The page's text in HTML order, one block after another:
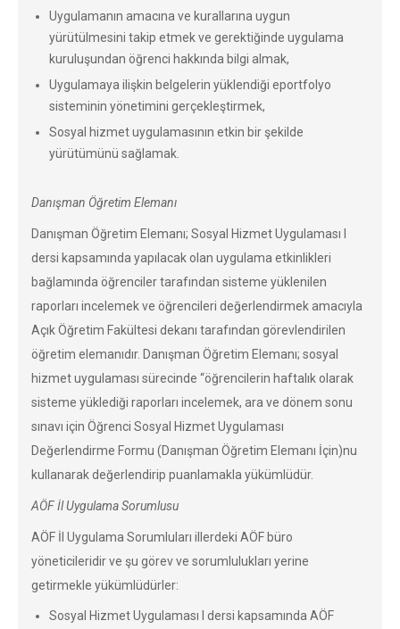
Uygulamanın amacına ve kurallarına uygun
yürütülmesini takip etmek ve gerektiğinde uygulama
kuruluşundan öğrenci hakkında bilgi almak,
Uygulamaya ilişkin belgelerin yüklendiği eportfolyo
sisteminin yönetimini gerçekleştirmek,
Sosyal hizmet uygulamasının etkin bir şekilde
yürütümünü sağlamak.
Danışman Öğretim Elemanı
Danışman Öğretim Elemanı; Sosyal Hizmet Uygulaması I
dersi kapsamında yapılacak olan uygulama etkinlikleri
bağlamında öğrenciler tarafından sisteme yüklenilen
raporları incelemek ve öğrencileri değerlendirmek amacıyla
Açık Öğretim Fakültesi dekanı tarafından görevlendirilen
öğretim elemanıdır. Danışman Öğretim Elemanı; sosyal
hizmet uygulaması sürecinde “öğrencilerin haftalık olarak
sisteme yüklediği raporları incelemek, ara ve dönem sonu
sınavı için Öğrenci Sosyal Hizmet Uygulaması
Değerlendirme Formu (Danışman Öğretim Elemanı İçin)nu
kullanarak değerlendirip puanlamakla yükümlüdür.
AÖF İl Uygulama Sorumlusu
AÖF İl Uygulama Sorumluları illerdeki AÖF büro
yöneticileridir ve şu görev ve sorumlulukları yerine
getirmekle yükümlüdürler:
Sosyal Hizmet Uygulaması I dersi kapsamında AÖF